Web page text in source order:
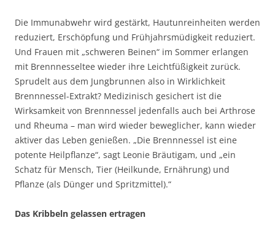
Die Immunabwehr wird gestärkt, Hautunreinheiten werden
reduziert, Erschöpfung und Frühjahrsmüdigkeit reduziert.
Und Frauen mit „schweren Beinen“ im Sommer erlangen
mit Brennnesseltee wieder ihre Leichtfüßigkeit zurück.
Sprudelt aus dem Jungbrunnen also in Wirklichkeit
Brennnessel-Extrakt? Medizinisch gesichert ist die
Wirksamkeit von Brennnessel jedenfalls auch bei Arthrose
und Rheuma – man wird wieder beweglicher, kann wieder
aktiver das Leben genießen. „Die Brennnessel ist eine
potente Heilpflanze“, sagt Leonie Bräutigam, und „ein
Schatz für Mensch, Tier (Heilkunde, Ernährung) und
Pflanze (als Dünger und Spritzmittel).“
Das Kribbeln gelassen ertragen